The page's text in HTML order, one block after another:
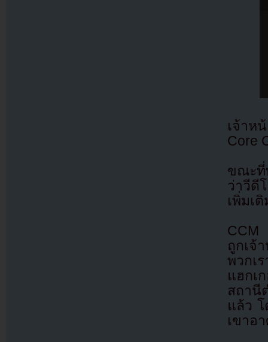
เจ้าห
Core
ขณะที่
ว่าวีดี
เพิ่มเ
CCM
ถูกเจ้
พวกเ
แฮกเ
สถานี
แล้ว
เขาอ